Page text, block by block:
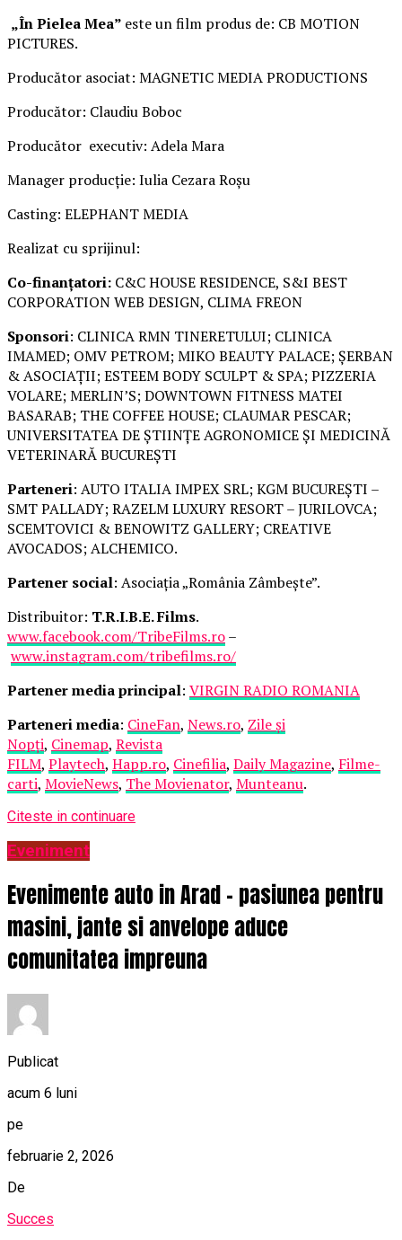
„În Pielea Mea” este un film produs de: CB MOTION
PICTURES.
Producător asociat: MAGNETIC MEDIA PRODUCTIONS
Producător: Claudiu Boboc
Producător executiv: Adela Mara
Manager producție: Iulia Cezara Roșu
Casting: ELEPHANT MEDIA
Realizat cu sprijinul:
Co-finanțatori: C&C HOUSE RESIDENCE, S&I BEST
CORPORATION WEB DESIGN, CLIMA FREON
Sponsori: CLINICA RMN TINERETULUI; CLINICA
IMAMED; OMV PETROM; MIKO BEAUTY PALACE; ȘERBAN
& ASOCIAȚII; ESTEEM BODY SCULPT & SPA; PIZZERIA
VOLARE; MERLIN’S; DOWNTOWN FITNESS MATEI
BASARAB; THE COFFEE HOUSE; CLAUMAR PESCAR;
UNIVERSITATEA DE ȘTIINȚE AGRONOMICE ȘI MEDICINĂ
VETERINARĂ BUCUREȘTI
Parteneri: AUTO ITALIA IMPEX SRL; KGM BUCUREȘTI –
SMT PALLADY; RAZELM LUXURY RESORT – JURILOVCA;
SCEMTOVICI & BENOWITZ GALLERY; CREATIVE
AVOCADOS; ALCHEMICO.
Partener social: Asociația „România Zâmbește”.
Distribuitor: T.R.I.B.E. Films.
www.facebook.com/TribeFilms.ro–
www.instagram.com/tribefilms.ro/
Partener media principal: VIRGIN RADIO ROMANIA
Parteneri media: CineFan, News.ro, Zile și
Nopți, Cinemap, Revista
FILM, Playtech, Happ.ro, Cinefilia, Daily Magazine, Filme-
carti, MovieNews, The Movienator, Munteanu.
Citeste in continuare
Eveniment
Evenimente auto in Arad – pasiunea pentru
masini, jante si anvelope aduce
comunitatea impreuna
Publicat
acum 6 luni
pe
februarie 2, 2026
De
Succes